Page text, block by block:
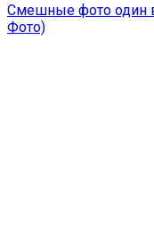
Смешные фото один
Фото)